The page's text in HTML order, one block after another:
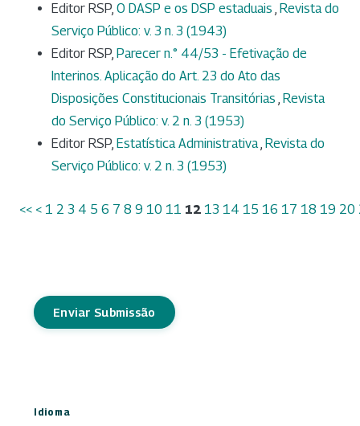
Editor RSP, O DASP e os DSP estaduais , Revista do
Serviço Público: v. 3 n. 3 (1943)
Editor RSP, Parecer n.° 44/53 - Efetivação de
Interinos. Aplicação do Art. 23 do Ato das
Disposições Constitucionais Transitórias , Revista
do Serviço Público: v. 2 n. 3 (1953)
Editor RSP, Estatística Administrativa, Revista do
Serviço Público: v. 2 n. 3 (1953)
<< < 1 2 3 4 5 6 7 8 9 10 11 12 13 14 15 16 17 18 19 20
Enviar Submissão
Idioma